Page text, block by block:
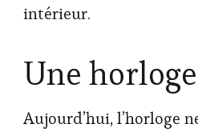
intérieur.
Une
Aujourd’hui, l’horloge